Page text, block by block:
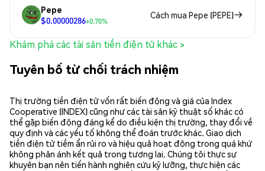
Pepe
$0.00000286+0.70%
Cách mua Pepe (PEPE)
Khám phá các tài sản tiền điện tử khác >
Tuyên bố từ chối trách nhiệm
Thị trường tiền điện tử vốn rất biến động và giá của Index
Cooperative (INDEX) cũng như các tài sản kỹ thuật số khác có
thể gặp biến động đáng kể do điều kiện thị trường, thay đổi về
quy định và các yếu tố không thể đoán trước khác. Giao dịch
tiền điện tử tiềm ẩn rủi ro và hiệu quả hoạt động trong quá khứ
không phản ánh kết quả trong tương lai. Chúng tôi thực sự
khuyên bạn nên tiến hành nghiên cứu kỹ lưỡng, thực hiện các